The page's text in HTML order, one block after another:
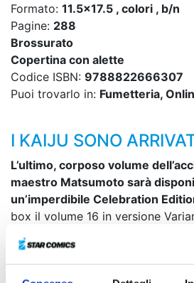
Formato: 11.5x17.5 , colori , b/n
Pagine: 288
Brossurato
Copertina con alette
Codice ISBN: 9788822666307
Puoi trovarlo in: Fumetteria,
I KAIJU SONO
L’ultimo, corposo volume
maestro Matsumoto sarà
un’imperdibile Celebration
box il volume 16 in versione
shikishi, uno standee in PVC e
con i personaggi della serie!